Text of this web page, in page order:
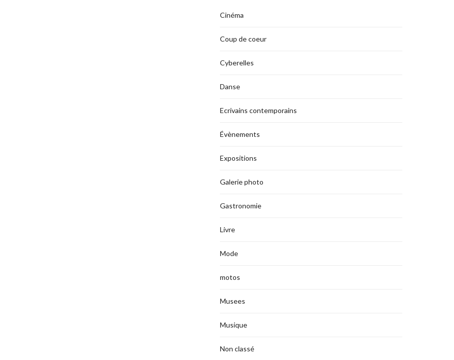
Cinéma
Coup de coeur
Cyberelles
Danse
Ecrivains contemporains
Évènements
Expositions
Galerie photo
Gastronomie
Livre
Mode
motos
Musees
Musique
Non classé